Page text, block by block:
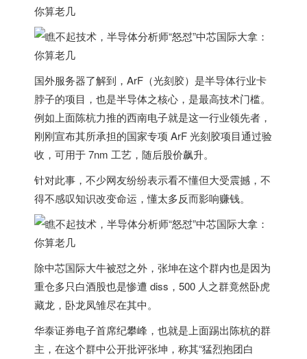
国外服务器了解到，ArF（光刻胶）是半导体行业卡
脖子的项目，也是半导体之核心，是最高技术门槛。
例如上面陈杭力推的西南电子就是这一行业领先者，
刚刚宣布其所承担的国家专项 ArF 光刻胶项目通过验
收，可用于 7nm 工艺，随后股价飙升。
针对此事，不少网友纷纷表示看不懂但大受震撼，不
得不感叹知识改变命运，懂太多反而影响赚钱。
除中芯国际大牛被怼之外，张坤在这个群内也是因为
重仓多只白酒股也是惨遭 diss，500 人之群竟然卧虎
藏龙，卧龙凤雏尽在其中。
华泰证券电子首席纪攀峰，也就是上面踢出陈杭的群
主，在这个群中公开批评张坤，称其“猛烈抱团白